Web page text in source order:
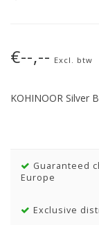
€--,-- Excl. btw
KOHINOOR Silver
Guaranteed
Europe
Exclusive